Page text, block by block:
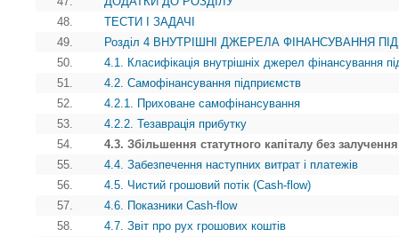
48.
ТЕСТИ І ЗАДАЧІ
49.
Розділ 4 ВНУТРІШНІ ДЖЕРЕЛА ФІНАНСУВАННЯ
50.
4.1. Класифікація внутрішніх джерел фінансування
51.
4.2. Самофінансування підприємств
52.
4.2.1. Приховане самофінансування
53.
4.2.2. Тезаврація прибутку
54.
4.3. Збільшення статутного капіталу без
55.
4.4. Забезпечення наступних витрат i платежів
56.
4.5. Чистий грошовий потік (Cash-flow)
57.
4.6. Показники Cash-flow
58.
4.7. Звіт про рух грошових коштів